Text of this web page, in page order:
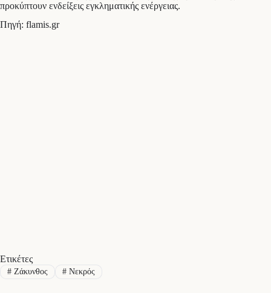
προκύπτουν ενδείξεις εγκληματικής ενέργειας.
Πηγή: flamis.gr
Ετικέτες
#Ζάκυνθος #Νεκρός